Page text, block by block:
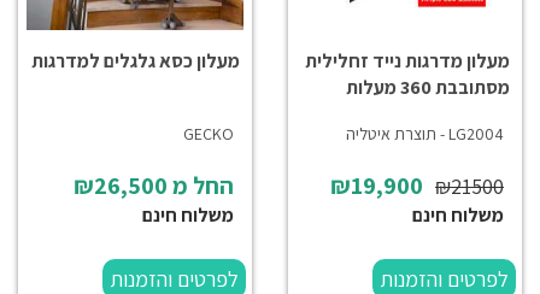
מעלון מדרגות נייד זחלילית
מסתובבת 360 מעלות
LG2004 - תוצרת איטליה
₪19,900 ₪21500
משלוח חינם
לפרטים והזמנות
מעלון כסא גלגלים למדרגות
GECKO
החל מ
משלוח חינם
לפרטים והזמנות